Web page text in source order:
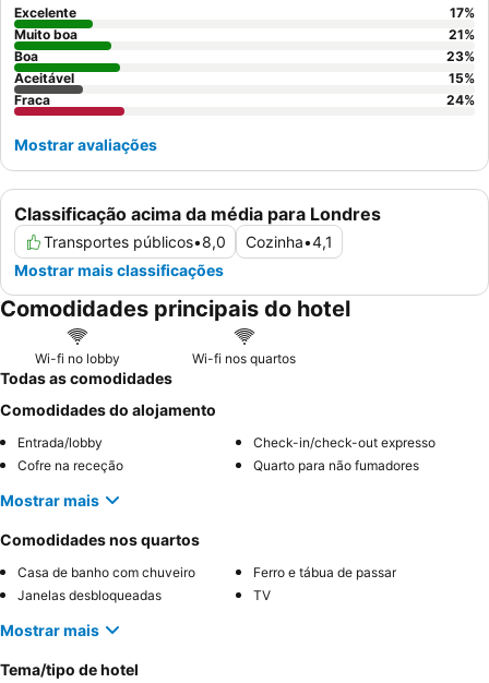
recomendações locais. Para uma estadia mais tranquila,
considere pedir um quarto que não esteja virado para a rua.
Classificação acima da média para Londres
Transportes públicos•8,0 Cozinha•4,1
Mostrar mais classificações
Excelente 17%
Muito boa
21%
Boa
23%
Aceitável
15%
Fraca
24%
Mostrar avaliações
Comodidades principais do hotel
Wi-fi no lobby Wi-fi nos quartos
Todas as comodidades
Comodidades do alojamento
Entrada/lobby
Check-in/check-out expresso
Cofre na receção
Quarto para não fumadores
Mostrar mais
Comodidades nos quartos
Casa de banho com chuveiro
Ferro e tábua de passar
Janelas desbloqueadas
TV
Mostrar mais
Tema/tipo de hotel